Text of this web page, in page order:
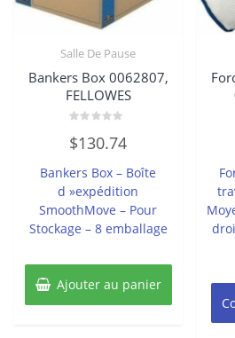
Salle De Pause
Bankers Box 0062807,
FELLOWES
0
sur
$130.74
Bankers Box – Boîte
d »expédition
SmoothMove – Pour
Stockage – 8 emballage
Ajouter au panier